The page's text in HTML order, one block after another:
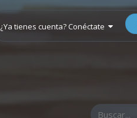
¿Ya tienes cuenta? Conéctate